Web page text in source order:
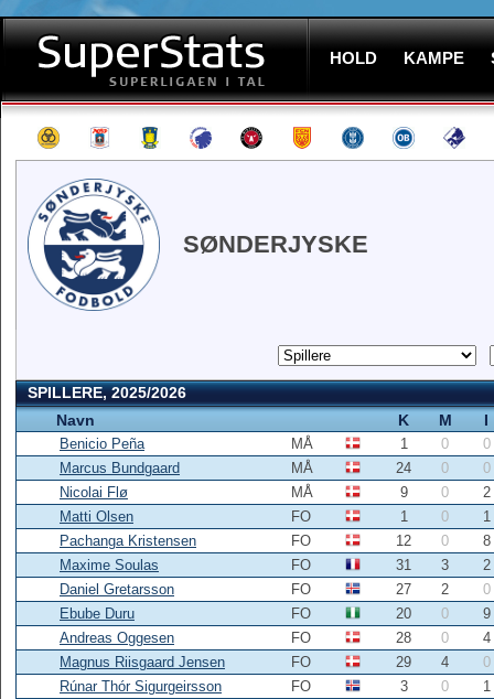
HOLD KAMPE
SØNDERJYSKE
SPILLERE, 2025/2026
Navn
K M I
Benicio Peña MÅ 1 0
0
Marcus Bundgaard
MÅ 24 0
0
Nicolai Flø
MÅ 9 0
2
Matti Olsen
FO 1 0
1
Pachanga Kristensen
FO 12 0
8
Maxime Soulas
FO 31 3
2
Daniel Gretarsson
FO 27 2
0
Ebube Duru
FO 20 0
9
Andreas Oggesen
FO 28 0
4
Magnus Riisgaard Jensen
FO 29 4
0
Rúnar Thór Sigurgeirsson
FO 3 0
1